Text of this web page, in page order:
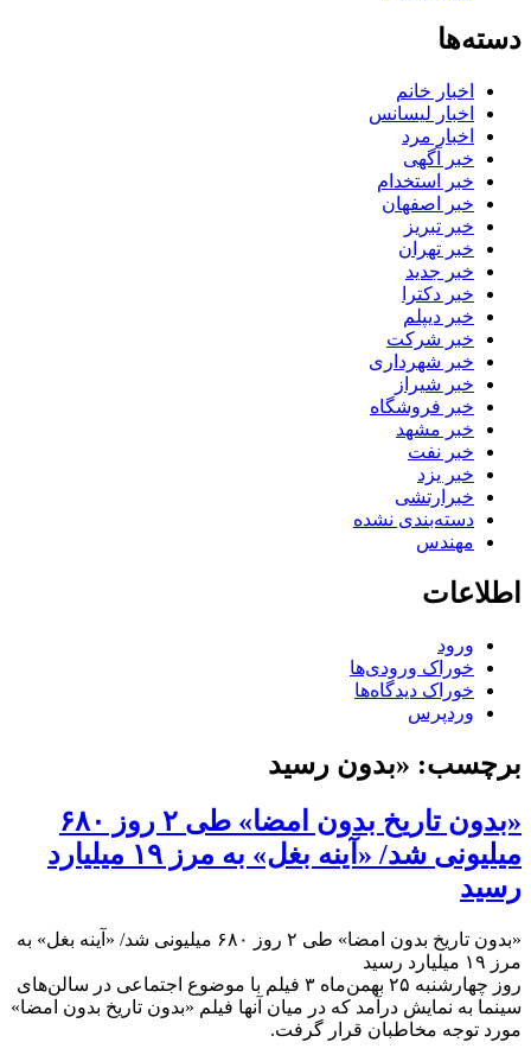
دسته‌ها
اخبار خانم
اخبار لیسانس
اخبار مرد
خبر آگهی
خبر استخدام
خبر اصفهان
خبر تبریز
خبر تهران
خبر جدید
خبر دکترا
خبر دیپلم
خبر شرکت
خبر شهرداری
خبر شیراز
خبر فروشگاه
خبر مشهد
خبر نفت
خبر یزد
خبرارتشی
دسته‌بندی نشده
مهندس
اطلاعات
ورود
خوراک ورودی‌ها
خوراک دیدگاه‌ها
وردپرس
برچسب: «بدون رسید
«بدون تاریخ بدون امضا» طی ۲ روز ۶۸۰
میلیونی شد/ «آینه بغل» به مرز ۱۹ میلیارد
رسید
«بدون تاریخ بدون امضا» طی ۲ روز ۶۸۰ میلیونی شد/ «آینه بغل» به
مرز ۱۹ میلیارد رسید
روز چهارشنبه ۲۵ بهمن‌ماه ۳ فیلم با موضوع اجتماعی در سالن‌های
سینما به نمایش درآمد که در میان آنها فیلم «بدون تاریخ بدون امضا»
مورد توجه مخاطبان قرار گرفت.